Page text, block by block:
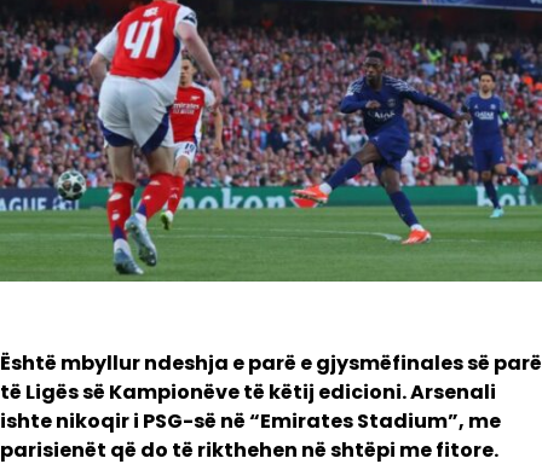
Është mbyllur ndeshja e parë e gjysmëfinales së parë
të Ligës së Kampionëve të këtij edicioni. Arsenali
ishte nikoqir i PSG-së në “Emirates Stadium”, me
parisienët që do të rikthehen në shtëpi me fitore.